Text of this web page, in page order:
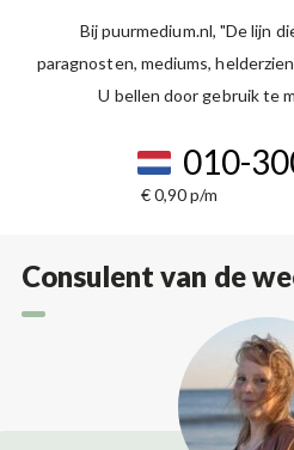
Bij puurmedium.nl, "De lijn
paragnosten, mediums,
U bellen door gebruik te
010-
€ 0,90 p/m
Consulent van de